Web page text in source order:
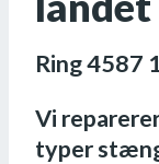
Ring 4587
Vi
typer